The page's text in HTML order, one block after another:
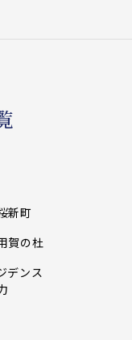
新町
賀の杜
デンス